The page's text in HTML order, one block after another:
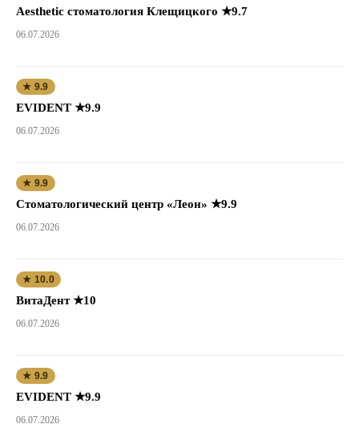
Aesthetic стоматология Клещицкого ★9.7
06.07.2026
★ 9.9
EVIDENT ★9.9
06.07.2026
★ 9.9
Стоматологический центр «Леон» ★9.9
06.07.2026
★ 10.0
ВитаДент ★10
06.07.2026
★ 9.9
EVIDENT ★9.9
06.07.2026